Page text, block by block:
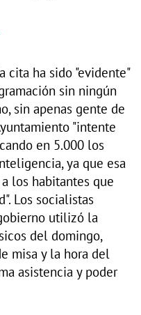
cita ha sido "evidente"
sin ningún
sin apenas gente de
"intente
en 5.000 los
ya que esa
los habitantes que
Los socialistas
utilizó la
del domingo,
misa y la hora del
asistencia y poder